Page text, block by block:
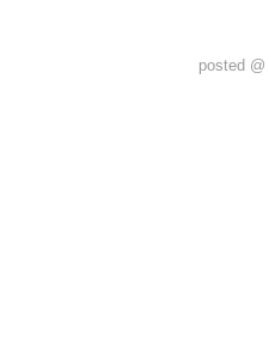
posted @